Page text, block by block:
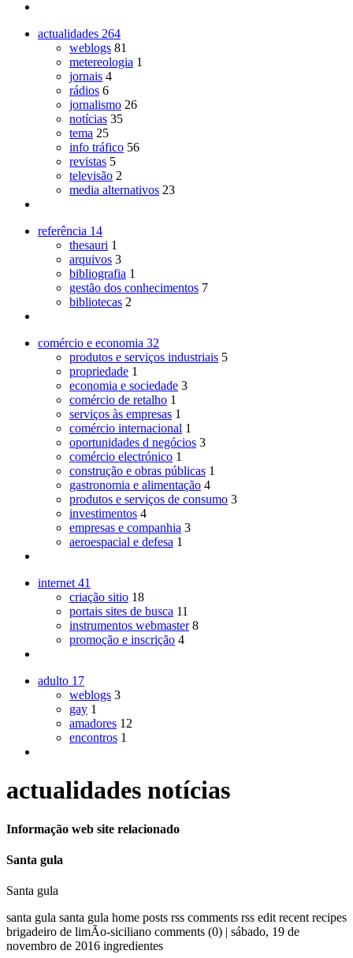
actualidades 264
weblogs 81
metereologia 1
jornais 4
rádios 6
jornalismo 26
notícias 35
tema 25
info tráfico 56
revistas 5
televisão 2
media alternativos 23
referência 14
thesauri 1
arquivos 3
bibliografia 1
gestão dos conhecimentos 7
bibliotecas 2
comércio e economia 32
produtos e serviços industriais 5
propriedade 1
economia e sociedade 3
comércio de retalho 1
serviços às empresas 1
comércio internacional 1
oportunidades d negócios 3
comércio electrónico 1
construção e obras públicas 1
gastronomia e alimentação 4
produtos e serviços de consumo 3
investimentos 4
empresas e companhia 3
aeroespacial e defesa 1
internet 41
criação sitio 18
portais sites de busca 11
instrumentos webmaster 8
promoção e inscrição 4
adulto 17
weblogs 3
gay 1
amadores 12
encontros 1
actualidades notícias
Informação web site relacionado
Santa gula
Santa gula
santa gula santa gula home posts rss comments rss edit recent recipes
brigadeiro de limÃo-siciliano comments (0) | sábado, 19 de
novembro de 2016 ingredientes